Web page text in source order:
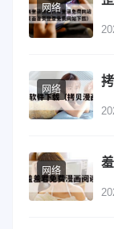
网络
网络
网络